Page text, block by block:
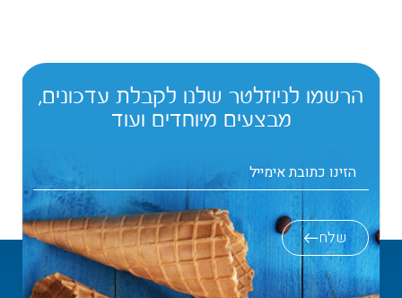
הרשמו לניוזלטר שלנו לקבלת עדכונים,
מבצעים מיוחדים ועוד
שלח